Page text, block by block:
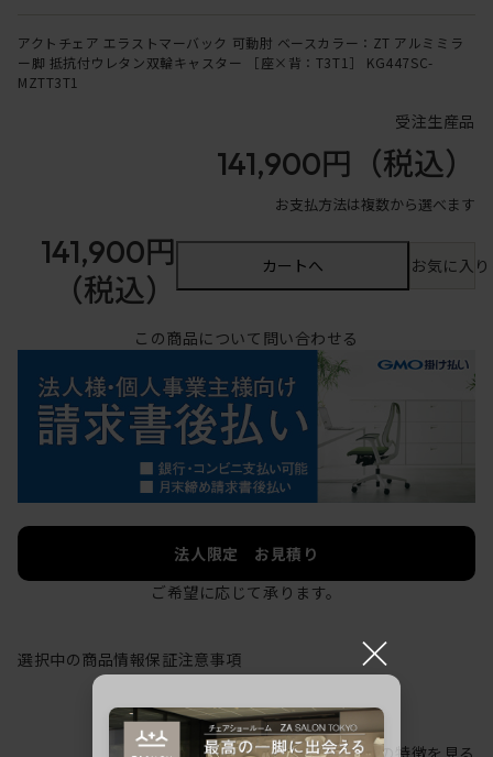
アクトチェア エラストマーバック 可動肘 ベースカラー：ZT アルミミラ
ー脚 抵抗付ウレタン双輪キャスター ［座×背：T3T1］ KG447SC-
MZTT3T1
受注生産品
141,900円 （税込）
お支払方法は複数から選べます
141,900円
（税込）
カートへ お気に入
この商品について問い合わせる
法人限定 お見積り
ご希望に応じて承ります。
選択中の商品情報保証注意事項 ×